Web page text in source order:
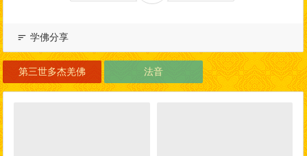
学佛分享
第三世多杰羌佛 法音